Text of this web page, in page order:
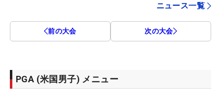
ニュース一覧
前の大会 次の大会
PGA (米国男子) メニュー